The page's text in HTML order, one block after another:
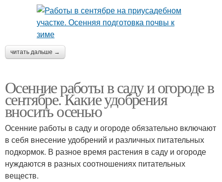
читать дальше →
Осенние работы в саду и огороде в
сентябре. Какие удобрения
вносить осенью
Осенние работы в саду и огороде обязательно включают
в себя внесение удобрений и различных питательных
подкормок. В разное время растения в саду и огороде
нуждаются в разных соотношениях питательных
веществ.